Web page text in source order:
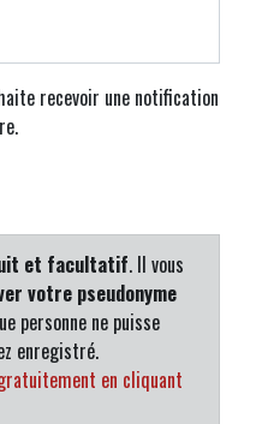
recevoir une notification
et facultatif. Il vous
votre pseudonyme
personne ne puisse
enregistré.
en cliquant